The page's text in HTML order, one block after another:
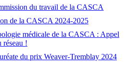
du travail de la CASCA
de la CASCA 2024-2025
médicale de la CASCA : Appel
réseau !
du prix Weaver-Tremblay 2024